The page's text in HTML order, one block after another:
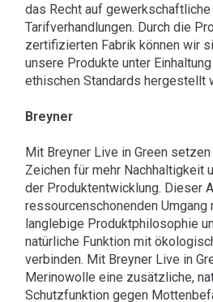
das Recht auf gewerkschaftliche
Tarifverhandlungen. Durch die
zertifizierten Fabrik können wir
unsere Produkte unter
ethischen Standards hergestellt
Breyner
Mit Breyner Live in Green
Zeichen für mehr Nachhaltigkeit
der Produktentwicklung. Dieser
ressourcenschonenden Umgang
langlebige Produktphilosophie
natürliche Funktion mit
verbinden. Mit Breyner Live in
Merinowolle eine zusätzliche,
Schutzfunktion gegen